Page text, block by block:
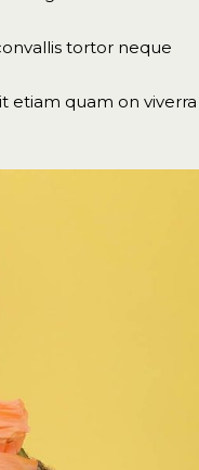
tortor neque
etiam quam on viverra